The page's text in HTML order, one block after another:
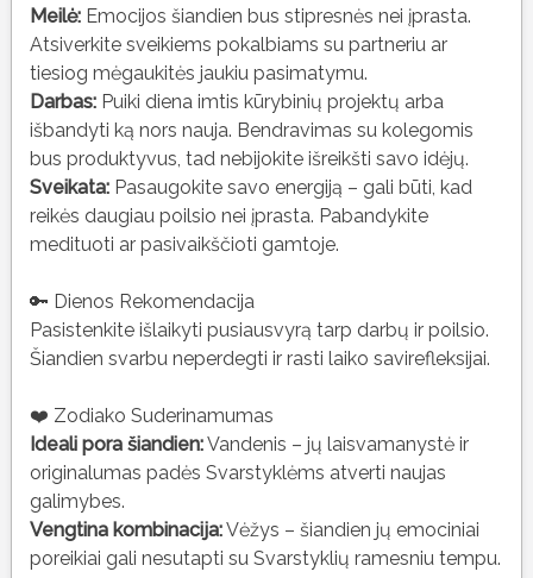
Meilė:Emocijos šiandien bus stipresnės nei įprasta.
Atsiverkite sveikiems pokalbiams su partneriu ar
tiesiog mėgaukitės jaukiu pasimatymu.
Darbas:Puiki diena imtis kūrybinių projektų arba
išbandyti ką nors nauja. Bendravimas su kolegomis
bus produktyvus, tad nebijokite išreikšti savo idėjų.
Sveikata:Pasaugokite savo energiją – gali būti, kad
reikės daugiau poilsio nei įprasta. Pabandykite
medituoti ar pasivaikščioti gamtoje.
🔑 Dienos Rekomendacija
Pasistenkite išlaikyti pusiausvyrą tarp darbų ir poilsio.
Šiandien svarbu neperdegti ir rasti laiko savirefleksijai.
❤️ Zodiako Suderinamumas
Ideali pora šiandien:Vandenis – jų laisvamanystė ir
originalumas padės Svarstyklėms atverti naujas
galimybes.
Vengtina kombinacija:Vėžys – šiandien jų emociniai
poreikiai gali nesutapti su Svarstyklių ramesniu tempu.